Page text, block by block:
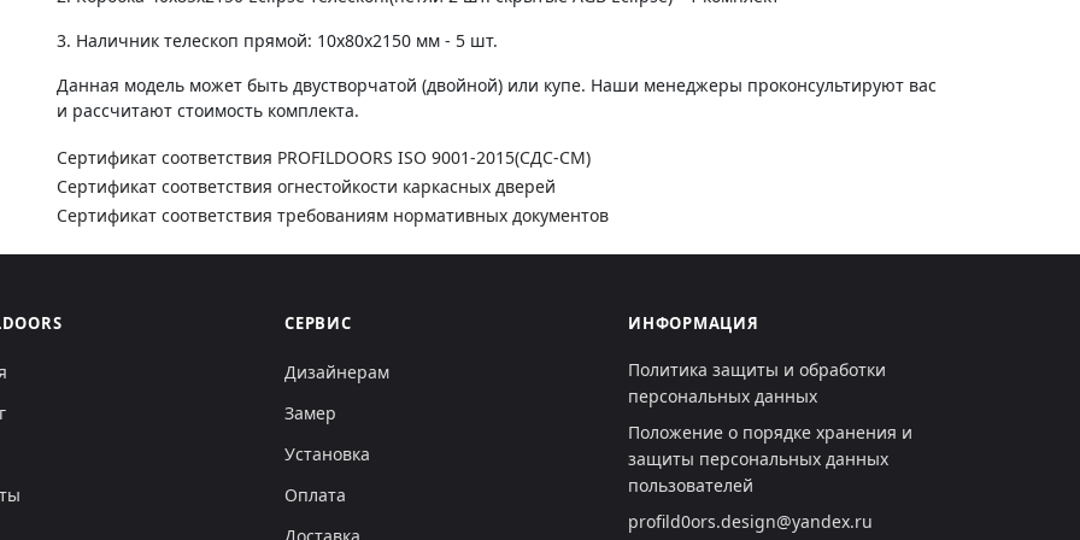
3. Наличник телескоп прямой: 10х80х2150 мм - 5 шт.
Данная модель может быть двустворчатой (двойной) или купе. Наши менеджеры проконсультируют вас
и рассчитают стоимость комплекта.
Сертификат соответствия PROFILDOORS ISO 9001-2015(СДС-СМ)
Сертификат соответствия огнестойкости каркасных дверей
Сертификат соответствия требованиям нормативных документов
СЕРВИС
Дизайнерам
Замер
Установка
Оплата
ИНФОРМАЦИЯ
Политика защиты и обработки
персональных данных
Положение о порядке хранения и
защиты персональных данных
пользователей
profild0ors.design@yandex.ru